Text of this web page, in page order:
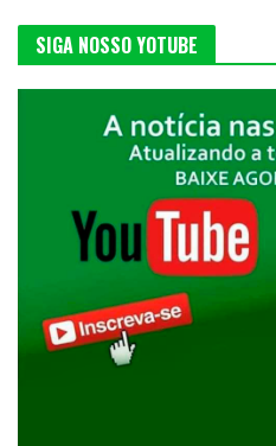
SIGA NOSSO YOTUBE